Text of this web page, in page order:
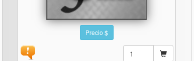
Precio $